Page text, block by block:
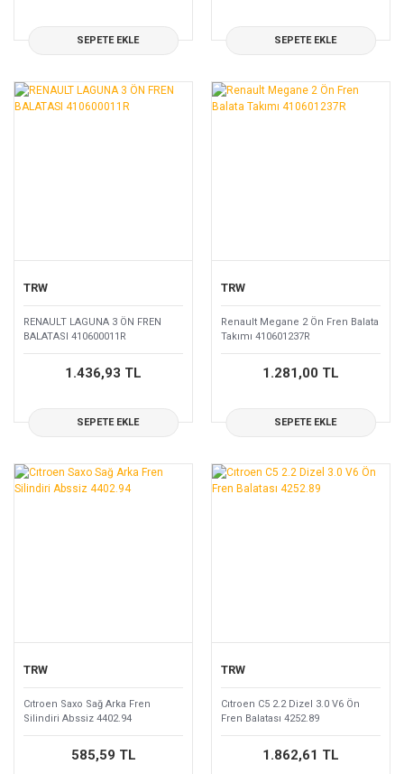
SEPETE EKLE SEPETE EKLE
TRW
RENAULT LAGUNA 3 ÖN FREN
BALATASI 410600011R
1.436,93 TL
SEPETE EKLE
TRW
Renault Megane 2 Ön Fren Balata
Takımı 410601237R
1.281,00 TL
SEPETE EKLE
TRW
Cıtroen Saxo Sağ Arka Fren
Silindiri Abssiz 4402.94
585,59 TL
TRW
Cıtroen C5 2.2 Dizel 3.0 V6 Ön
Fren Balatası 4252.89
1.862,61 TL